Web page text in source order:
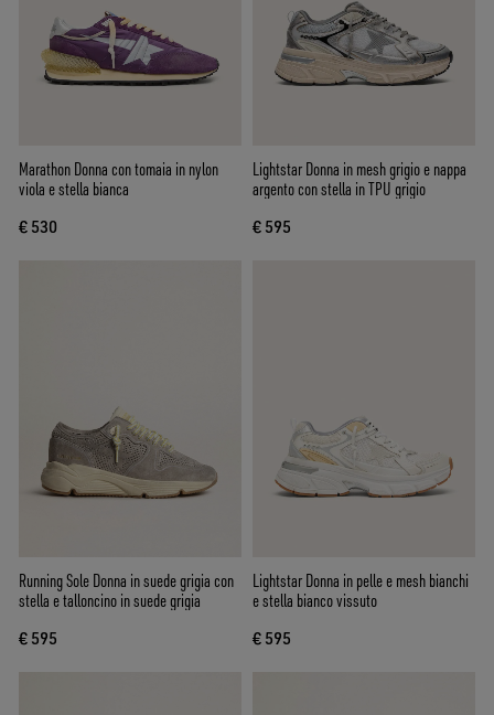
Marathon Donna con tomaia in nylon
viola e stella bianca
€ 530
Lightstar Donna in mesh grigio e nappa
argento con stella in TPU grigio
€ 595
Running Sole Donna in suede grigia con
stella e talloncino in suede grigia
€ 595
Lightstar Donna in pelle e mesh bianchi
e stella bianco vissuto
€ 595